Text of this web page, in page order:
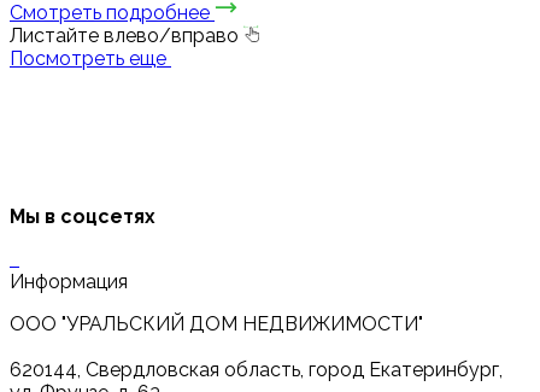
Смотреть подробнее
Листайте влево/вправо
Посмотреть еще
Мы в соцсетях
Информация
ООО "УРАЛЬСКИЙ ДОМ НЕДВИЖИМОСТИ"
620144, Свердловская область, город Екатеринбург,